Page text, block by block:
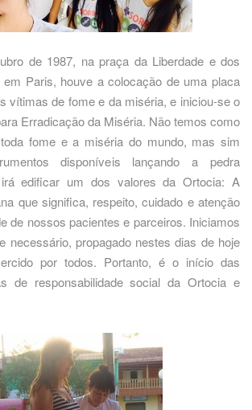
de 1987, na praça da Liberdade e dos
em Paris, houve a colocação de uma placa
vítimas de fome e da miséria, e iniciou-se o
Erradicação da Miséria. Não temos como
fome e a miséria do mundo, mas sim
disponíveis lançando a pedra
irá edificar um dos valores da Ortocia: A
que significa, respeito, cuidado e atenção
de nossos pacientes e parceiros. Iniciamos
necessário, propagado nestes dias de hoje
por todos. Portanto, é o início das
de responsabilidade social da Ortocia e